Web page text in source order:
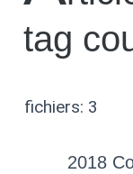
tag
fichiers: 3
2018